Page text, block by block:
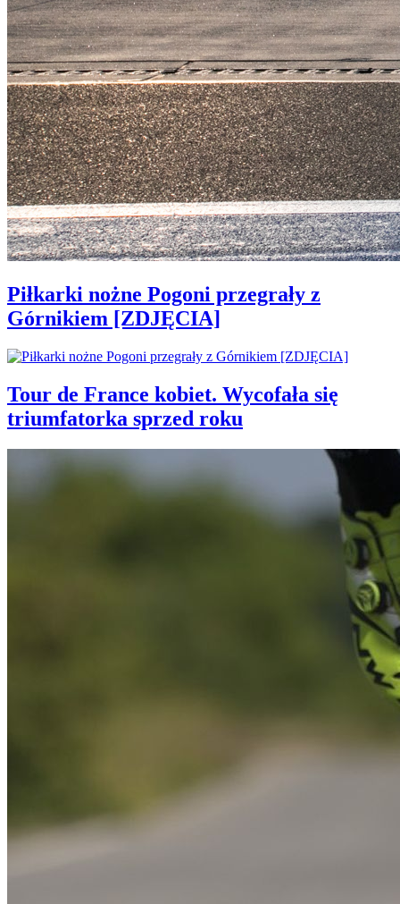
Piłkarki nożne Pogoni przegrały z
Górnikiem [ZDJĘCIA]
Tour de France kobiet. Wycofała się
triumfatorka sprzed roku